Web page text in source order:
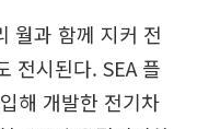
월과 함께 지커 전
전시된다. SEA 플
해 개발한 전기차